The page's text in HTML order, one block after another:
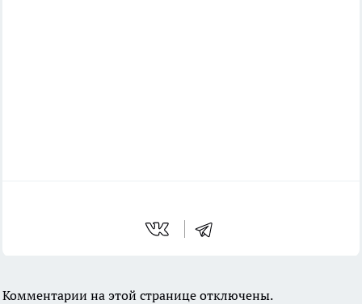
Комментарии на этой странице отключены.